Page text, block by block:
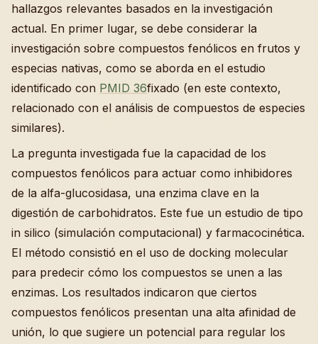
hallazgos relevantes basados en la investigación
actual. En primer lugar, se debe considerar la
investigación sobre compuestos fenólicos en frutos y
especias nativas, como se aborda en el estudio
identificado con PMID 36fixado (en este contexto,
relacionado con el análisis de compuestos de especies
similares).
La pregunta investigada fue la capacidad de los
compuestos fenólicos para actuar como inhibidores
de la alfa-glucosidasa, una enzima clave en la
digestión de carbohidratos. Este fue un estudio de tipo
in silico (simulación computacional) y farmacocinética.
El método consistió en el uso de docking molecular
para predecir cómo los compuestos se unen a las
enzimas. Los resultados indicaron que ciertos
compuestos fenólicos presentan una alta afinidad de
unión, lo que sugiere un potencial para regular los